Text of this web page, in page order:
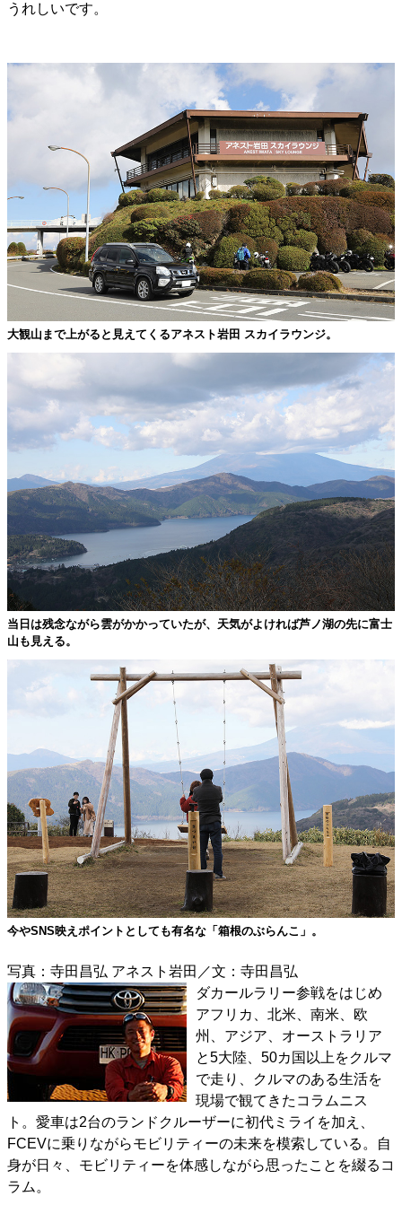
うれしいです。
大観山まで上がると見えてくるアネスト岩田 スカイラウンジ。
当日は残念ながら雲がかかっていたが、天気がよければ芦ノ湖の先に富士
山も見える。
今やSNS映えポイントとしても有名な「箱根のぶらんこ」。
写真：寺田昌弘 アネスト岩田／文：寺田昌弘
ダカールラリー参戦をはじめ
アフリカ、北米、南米、欧
州、アジア、オーストラリア
と5大陸、50カ国以上をクルマ
で走り、クルマのある生活を
現場で観てきたコラムニス
ト。愛車は2台のランドクルーザーに初代ミライを加え、
FCEVに乗りながらモビリティーの未来を模索している。自
身が日々、モビリティーを体感しながら思ったことを綴るコ
ラム。